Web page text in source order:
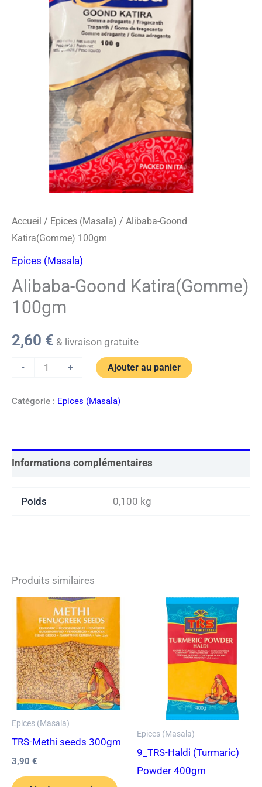
r
m
s
-
c
a
r
d
Accueil / Epices (Masala) / Alibaba-Goond
Katira(Gomme) 100gm
Epices (Masala)
Alibaba-Goond Katira(Gomme)
100gm
2,60 € & livraison gratuite
-
Katira(Gomme)
+ Ajouter au panier
Catégorie : Epices (Masala)
Informations complémentaires
Poids 0,100 kg
Produits similaires
Epices (Masala)
TRS-Methi seeds 300gm
3,90 €
Epices (Masala)
9_TRS-Haldi (Turmaric)
Powder 400gm